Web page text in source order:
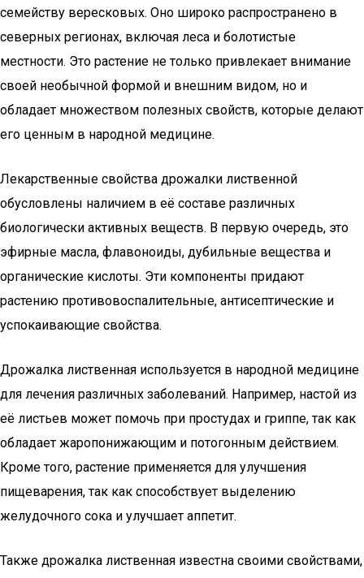
семейству вересковых. Оно широко распространено в
северных регионах, включая леса и болотистые
местности. Это растение не только привлекает внимание
своей необычной формой и внешним видом, но и
обладает множеством полезных свойств, которые делают
его ценным в народной медицине.
Лекарственные свойства дрожалки лиственной
обусловлены наличием в её составе различных
биологически активных веществ. В первую очередь, это
эфирные масла, флавоноиды, дубильные вещества и
органические кислоты. Эти компоненты придают
растению противовоспалительные, антисептические и
успокаивающие свойства.
Дрожалка лиственная используется в народной медицине
для лечения различных заболеваний. Например, настой из
её листьев может помочь при простудах и гриппе, так как
обладает жаропонижающим и потогонным действием.
Кроме того, растение применяется для улучшения
пищеварения, так как способствует выделению
желудочного сока и улучшает аппетит.
Также дрожалка лиственная известна своими свойствами,